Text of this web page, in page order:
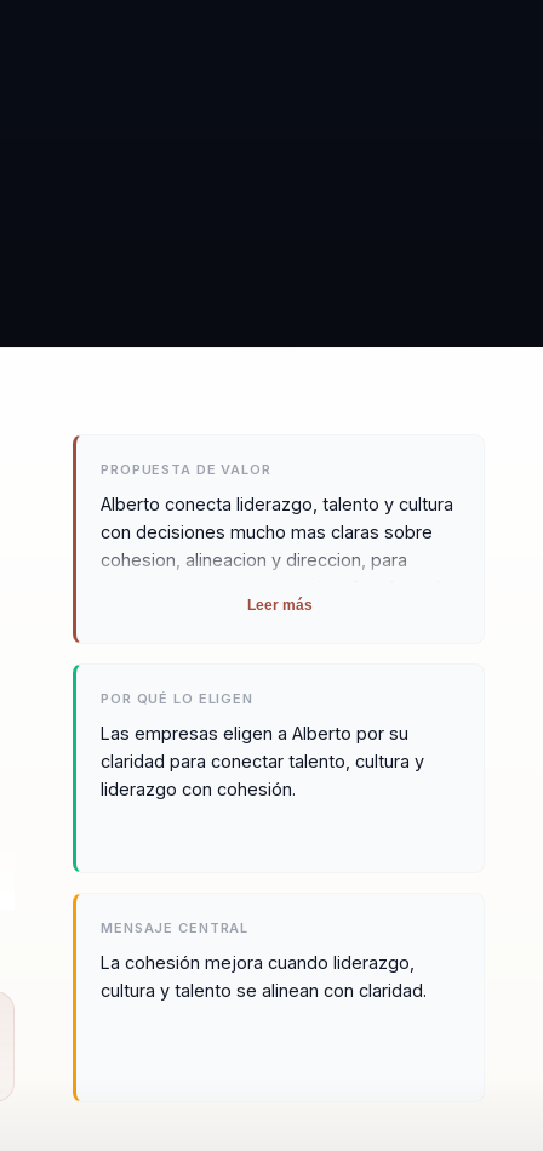
PROPUESTA DE VALOR
Alberto conecta liderazgo, talento y cultura
con decisiones mucho mas claras sobre
cohesion, alineacion y direccion, para
manera en que sus equipos se coordinan y
Leer más
POR QUÉ LO ELIGEN
Las empresas eligen a Alberto por su
claridad para conectar talento, cultura y
liderazgo con cohesión.
MENSAJE CENTRAL
La cohesión mejora cuando liderazgo,
cultura y talento se alinean con claridad.